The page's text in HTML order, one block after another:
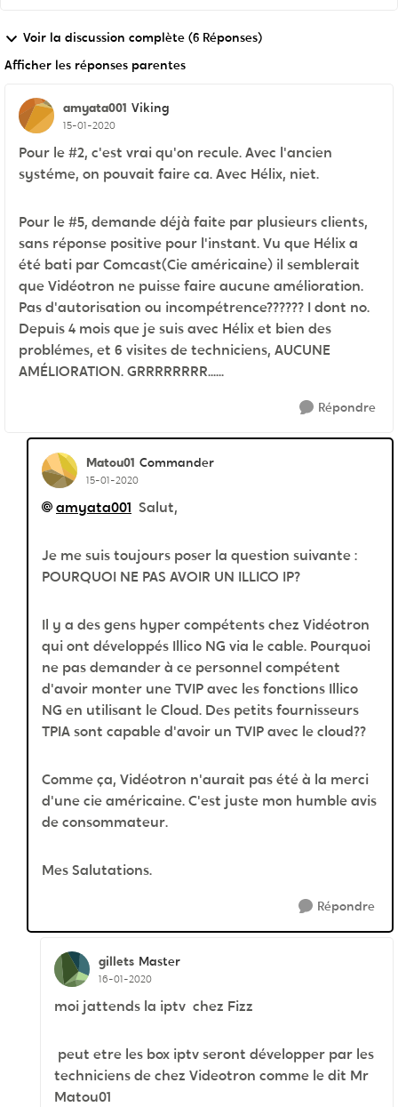
Voir la discussion complète (6 Réponses)
Afficher les réponses parentes
amyata001 Viking
15-01-2020
Pour le #2, c'est vrai qu'on recule. Avec l'ancien
systéme, on pouvait faire ca. Avec Hélix, niet.
Pour le #5, demande déjà faite par plusieurs clients,
sans réponse positive pour l'instant. Vu que Hélix a
été bati par Comcast(Cie américaine) il semblerait
que Vidéotron ne puisse faire aucune amélioration.
Pas d'autorisation ou incompétrence?????? I dont no.
Depuis 4 mois que je suis avec Hélix et bien des
problémes, et 6 visites de techniciens, AUCUNE
AMÉLIORATION. GRRRRRRRR......
Répondre
Matou01 Commander
15-01-2020
amyata001 Salut,
Je me suis toujours poser la question suivante :
POURQUOI NE PAS AVOIR UN ILLICO IP?
Il y a des gens hyper compétents chez Vidéotron
qui ont développés Illico NG via le cable. Pourquoi
ne pas demander à ce personnel compétent
d'avoir monter une TVIP avec les fonctions Illico
NG en utilisant le Cloud. Des petits fournisseurs
TPIA sont capable d'avoir un TVIP avec le cloud??
Comme ça, Vidéotron n'aurait pas été à la merci
d'une cie américaine. C'est juste mon humble avis
de consommateur.
Mes Salutations.
Répondre
gillets Master
16-01-2020
moi jattends la iptv chez Fizz
peut etre les box iptv seront développer par les
techniciens de chez Videotron comme le dit Mr
Matou01